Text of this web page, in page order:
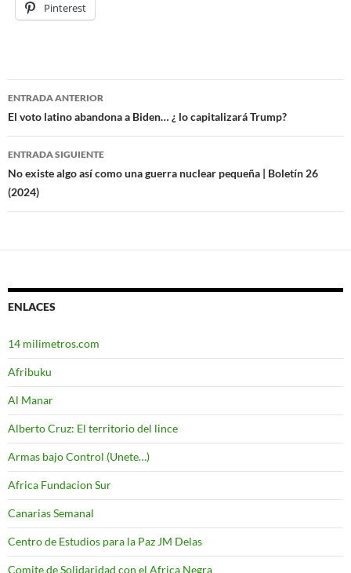
Pinterest
Navegación
de
entradas
ENTRADA ANTERIOR
El voto latino abandona a Biden… ¿ lo capitalizará Trump?
ENTRADA SIGUIENTE
No existe algo así como una guerra nuclear pequeña | Boletín 26
(2024)
ENLACES
14 milimetros.com
Afribuku
Al Manar
Alberto Cruz: El territorio del lince
Armas bajo Control (Unete…)
Africa Fundacion Sur
Canarias Semanal
Centro de Estudios para la Paz JM Delas
Comite de Solidaridad con el Africa Negra